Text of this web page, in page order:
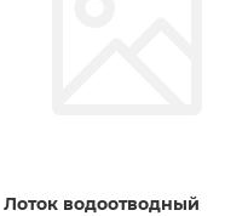
Лоток водоотводный